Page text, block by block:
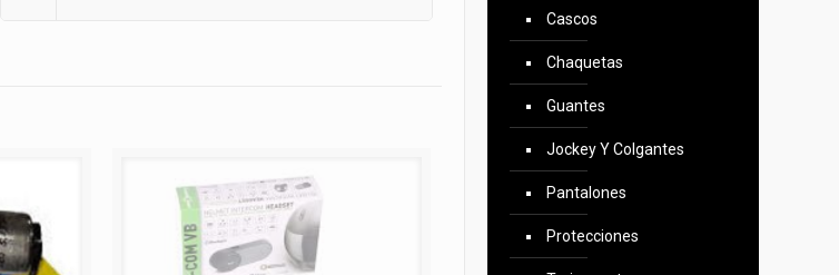
Cascos
Chaquetas
Guantes
Jockey Y Colgantes
Pantalones
Protecciones